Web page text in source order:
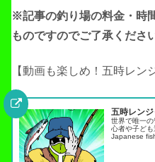
※記事の釣り場の料金・時
ものですのでご了承くださ
【動画も楽しめ！五時レン
五時レン
世界で唯一
心者や子ど
Japanese